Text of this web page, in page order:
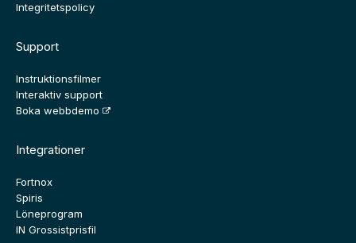
Integritetspolicy
Support
Instruktionsfilmer
Interaktiv support
Boka webbdemo
Integrationer
Fortnox
Spiris
Löneprogram
IN Grossistprisfil